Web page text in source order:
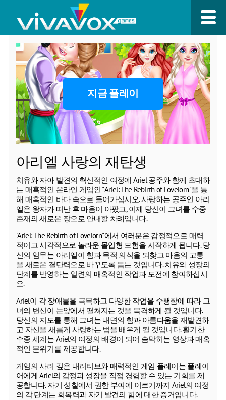
지금 플레이
아리엘 사랑의 재탄생
치유와 자아 발견의 혁신적인 여정에 Ariel 공주와 함께 초대하
는 매혹적인 온라인 게임인 "Ariel: The Rebirth of Lovelorn"을 통
해 매혹적인 바다 속으로 들어가십시오. 사랑하는 공주인 아리
엘은 왕자가 떠난 후 마음이 아팠고, 이제 당신이 그녀를 수중
존재의 새로운 장으로 안내할 차례입니다.
"Ariel: The Rebirth of Lovelorn"에서 여러분은 감정적으로 매력
적이고 시각적으로 놀라운 몰입형 모험을 시작하게 됩니다. 당
신의 임무는 아리엘이 힘과 목적 의식을 되찾고 마음의 고통
을 새로운 결단력으로 바꾸도록 돕는 것입니다. 치유와 성장의
단계를 반영하는 일련의 매혹적인 작업과 도전에 참여하십시
오.
Ariel이 각 장애물을 극복하고 다양한 작업을 수행함에 따라 그
녀의 변신이 눈앞에서 펼쳐지는 것을 목격하게 될 것입니다.
당신의 지도를 통해 그녀는 내면의 힘과 아름다움을 재발견하
고 자신을 새롭게 사랑하는 법을 배우게 될 것입니다. 활기찬
수중 세계는 Ariel의 여정의 배경이 되어 숨막히는 영상과 매혹
적인 분위기를 제공합니다.
게임의 사려 깊은 내러티브와 매력적인 게임 플레이는 플레이
어에게 Ariel의 감정과 성장을 직접 경험할 수 있는 기회를 제
공합니다. 자기 성찰에서 권한 부여에 이르기까지 Ariel의 여정
의 각 단계는 회복력과 자기 발견의 힘에 대한 증거입니다.